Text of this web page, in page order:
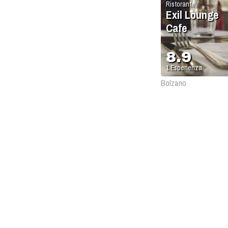
Ristorante
Exil Lounge
Cafe
8.9
1Esperienza
Bolzano